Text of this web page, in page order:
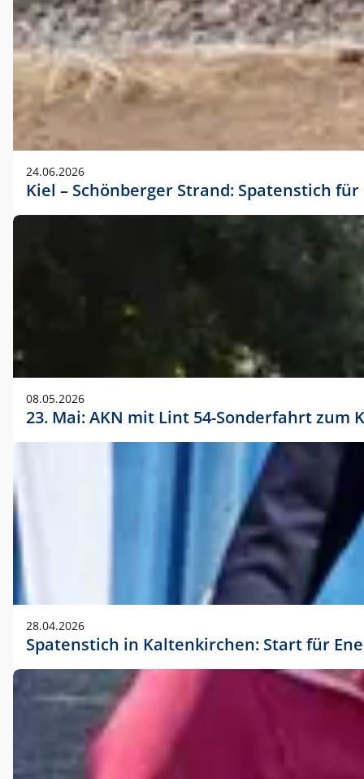
24.06.2026
Kiel – Schönberger Strand: Spatenstich
08.05.2026
23. Mai: AKN mit Lint 54-Sonderfahrt
28.04.2026
Spatenstich in Kaltenkirchen: Start für